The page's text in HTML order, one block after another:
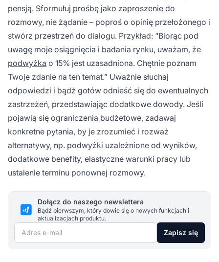
pensją. Sformułuj prośbę jako zaproszenie do
rozmowy, nie żądanie – poproś o opinię przełożonego i
stwórz przestrzeń do dialogu. Przykład: “Biorąc pod
uwagę moje osiągnięcia i badania rynku, uważam, że
podwyżka o 15% jest uzasadniona. Chętnie poznam
Twoje zdanie na ten temat.” Uważnie słuchaj
odpowiedzi i bądź gotów odnieść się do ewentualnych
zastrzeżeń, przedstawiając dodatkowe dowody. Jeśli
pojawią się ograniczenia budżetowe, zadawaj
konkretne pytania, by je zrozumieć i rozważ
alternatywy, np. podwyżki uzależnione od wyników,
dodatkowe benefity, elastyczne warunki pracy lub
ustalenie terminu ponownej rozmowy.
Dołącz do naszego newslettera
Bądź pierwszym, który dowie się o nowych funkcjach i
aktualizacjach produktu.
Adres e-mail Zapisz się